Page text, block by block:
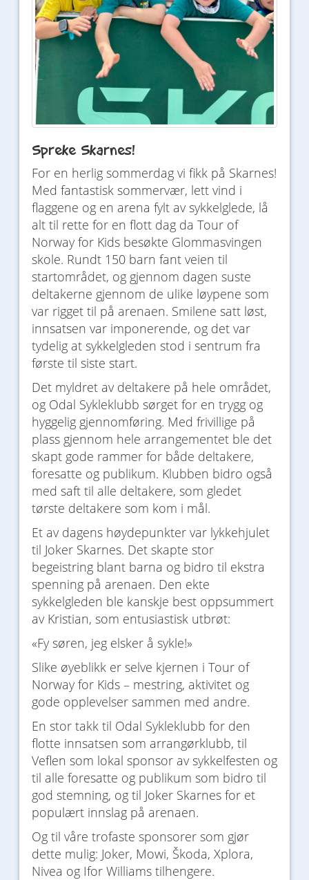
Spreke Skarnes!
For en herlig sommerdag vi fikk på Skarnes!
Med fantastisk sommervær, lett vind i
flaggene og en arena fylt av sykkelglede, lå
alt til rette for en flott dag da Tour of
Norway for Kids besøkte Glommasvingen
skole. Rundt 150 barn fant veien til
startområdet, og gjennom dagen suste
deltakerne gjennom de ulike løypene som
var rigget til på arenaen. Smilene satt løst,
innsatsen var imponerende, og det var
tydelig at sykkelgleden stod i sentrum fra
første til siste start.
Det myldret av deltakere på hele området,
og Odal Sykleklubb sørget for en trygg og
hyggelig gjennomføring. Med frivillige på
plass gjennom hele arrangementet ble det
skapt gode rammer for både deltakere,
foresatte og publikum. Klubben bidro også
med saft til alle deltakere, som gledet
tørste deltakere som kom i mål.
Et av dagens høydepunkter var lykkehjulet
til Joker Skarnes. Det skapte stor
begeistring blant barna og bidro til ekstra
spenning på arenaen. Den ekte
sykkelgleden ble kanskje best oppsummert
av Kristian, som entusiastisk utbrøt:
«Fy søren, jeg elsker å sykle!»
Slike øyeblikk er selve kjernen i Tour of
Norway for Kids – mestring, aktivitet og
gode opplevelser sammen med andre.
En stor takk til Odal Sykleklubb for den
flotte innsatsen som arrangørklubb, til
Veflen som lokal sponsor av sykkelfesten og
til alle foresatte og publikum som bidro til
god stemning, og til Joker Skarnes for et
populært innslag på arenaen.
Og til våre trofaste sponsorer som gjør
dette mulig: Joker, Mowi, Škoda, Xplora,
Nivea og Ifor Williams tilhengere.